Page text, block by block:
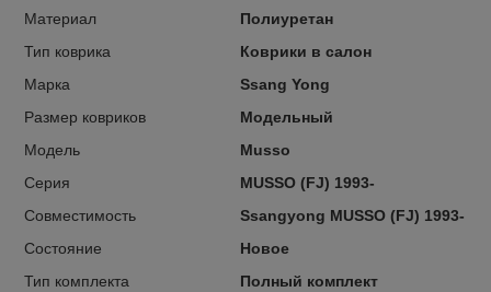
Материал
Полиуретан
Тип коврика
Коврики в салон
Марка
Ssang Yong
Размер ковриков
Модельный
Модель
Musso
Серия
MUSSO (FJ) 1993-
Совместимость
Ssangyong MUSSO (FJ) 1993-
Состояние
Новое
Тип комплекта
Полный комплект